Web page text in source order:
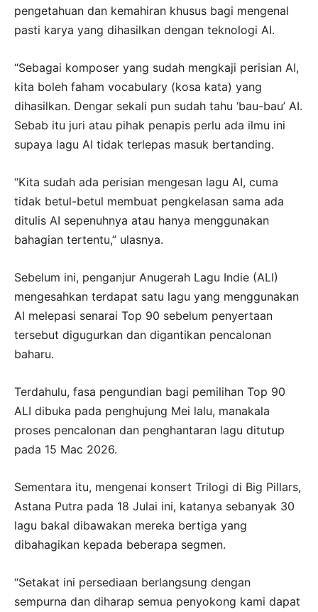
pengetahuan dan kemahiran khusus bagi mengenal
pasti karya yang dihasilkan dengan teknologi AI.
“Sebagai komposer yang sudah mengkaji perisian AI,
kita boleh faham vocabulary (kosa kata) yang
dihasilkan. Dengar sekali pun sudah tahu ‘bau-bau’ AI.
Sebab itu juri atau pihak penapis perlu ada ilmu ini
supaya lagu AI tidak terlepas masuk bertanding.
“Kita sudah ada perisian mengesan lagu AI, cuma
tidak betul-betul membuat pengkelasan sama ada
ditulis AI sepenuhnya atau hanya menggunakan
bahagian tertentu,” ulasnya.
Sebelum ini, penganjur Anugerah Lagu Indie (ALI)
mengesahkan terdapat satu lagu yang menggunakan
AI melepasi senarai Top 90 sebelum penyertaan
tersebut digugurkan dan digantikan pencalonan
baharu.
Terdahulu, fasa pengundian bagi pemilihan Top 90
ALI dibuka pada penghujung Mei lalu, manakala
proses pencalonan dan penghantaran lagu ditutup
pada 15 Mac 2026.
Sementara itu, mengenai konsert Trilogi di Big Pillars,
Astana Putra pada 18 Julai ini, katanya sebanyak 30
lagu bakal dibawakan mereka bertiga yang
dibahagikan kepada beberapa segmen.
“Setakat ini persediaan berlangsung dengan
sempurna dan diharap semua penyokong kami dapat